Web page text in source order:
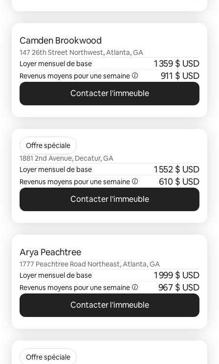
Camden Brookwood
147 26th Street Northwest, Atlanta, GA
Loyer mensuel de base
1 359 $ USD
Revenus moyens pour une semaine 911 $ USD
Contacter l'immeuble
Offre spéciale
Vela Park
1881 2nd Avenue, Decatur, GA
Loyer mensuel de base
1 552 $ USD
Revenus moyens pour une semaine 610 $ USD
Contacter l'immeuble
Arya Peachtree
1777 Peachtree Road Northeast, Atlanta, GA
Loyer mensuel de base
1 999 $ USD
Revenus moyens pour une semaine 967 $ USD
Contacter l'immeuble
Offre spéciale
The Howell